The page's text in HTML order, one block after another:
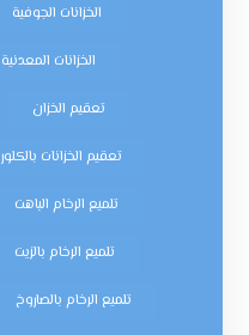
الخزانات الجوفية
الخزانات المعدنية
تعقيم الخزان
تعقيم الخزانات بالكلور
تلميع الرخام الباهت
تلميع الرخام بالزيت
تلميع الرخام بالصاروخ